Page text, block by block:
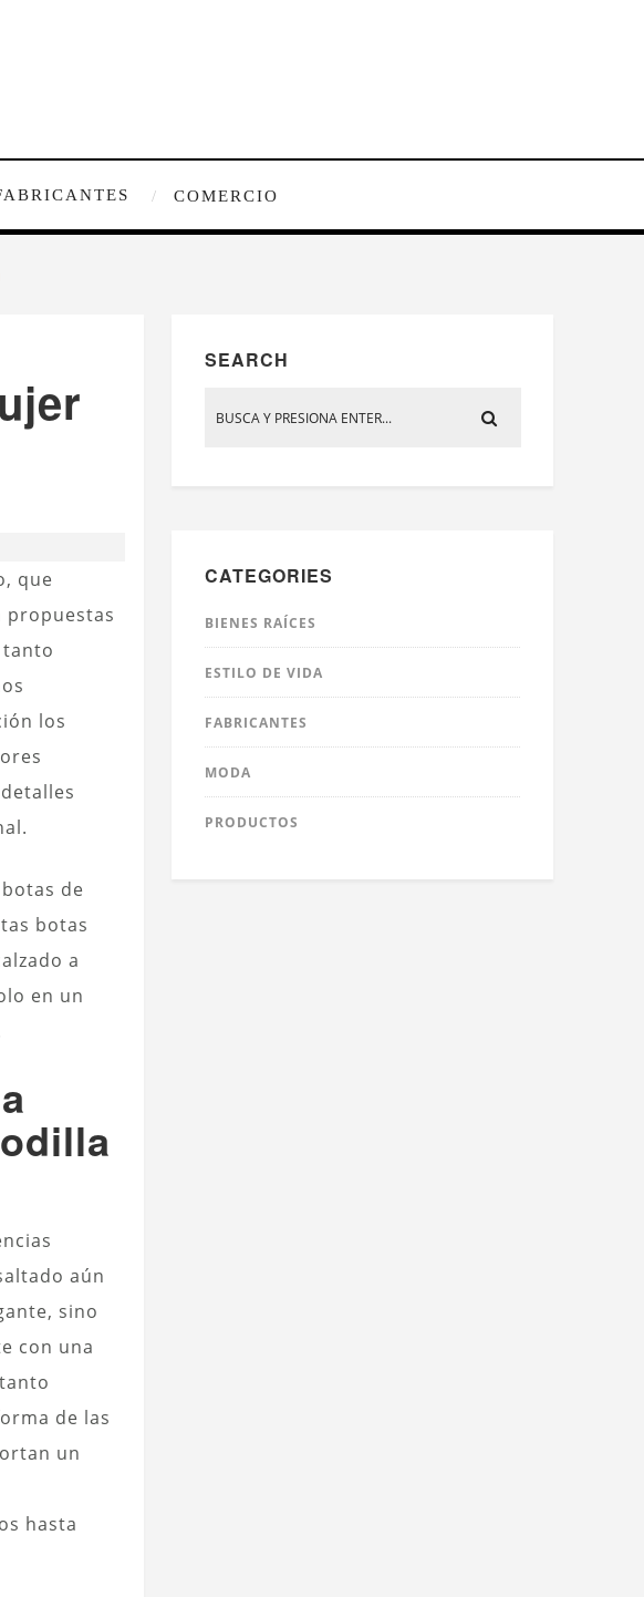
COMERCIO
que
propuestas
los
de
botas
a
en un
aún
sino
con una
de las
un
hasta
SEARCH
CATEGORIES
BIENES RAÍCES
ESTILO DE VIDA
FABRICANTES
MODA
PRODUCTOS